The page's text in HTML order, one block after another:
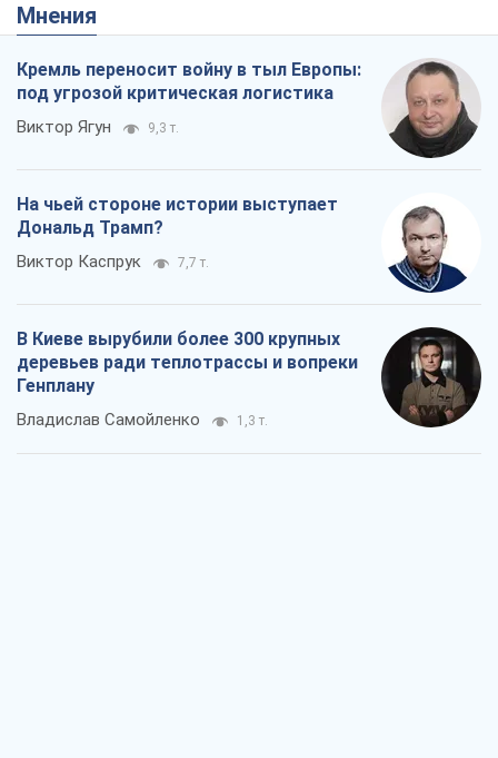
Мнения
Кремль переносит войну в тыл Европы:
под угрозой критическая логистика
Виктор Ягун 9,3 т.
На чьей стороне истории выступает
Дональд Трамп?
Виктор Каспрук 7,7 т.
В Киеве вырубили более 300 крупных
деревьев ради теплотрассы и вопреки
Генплану
Владислав Самойленко 1,3 т.